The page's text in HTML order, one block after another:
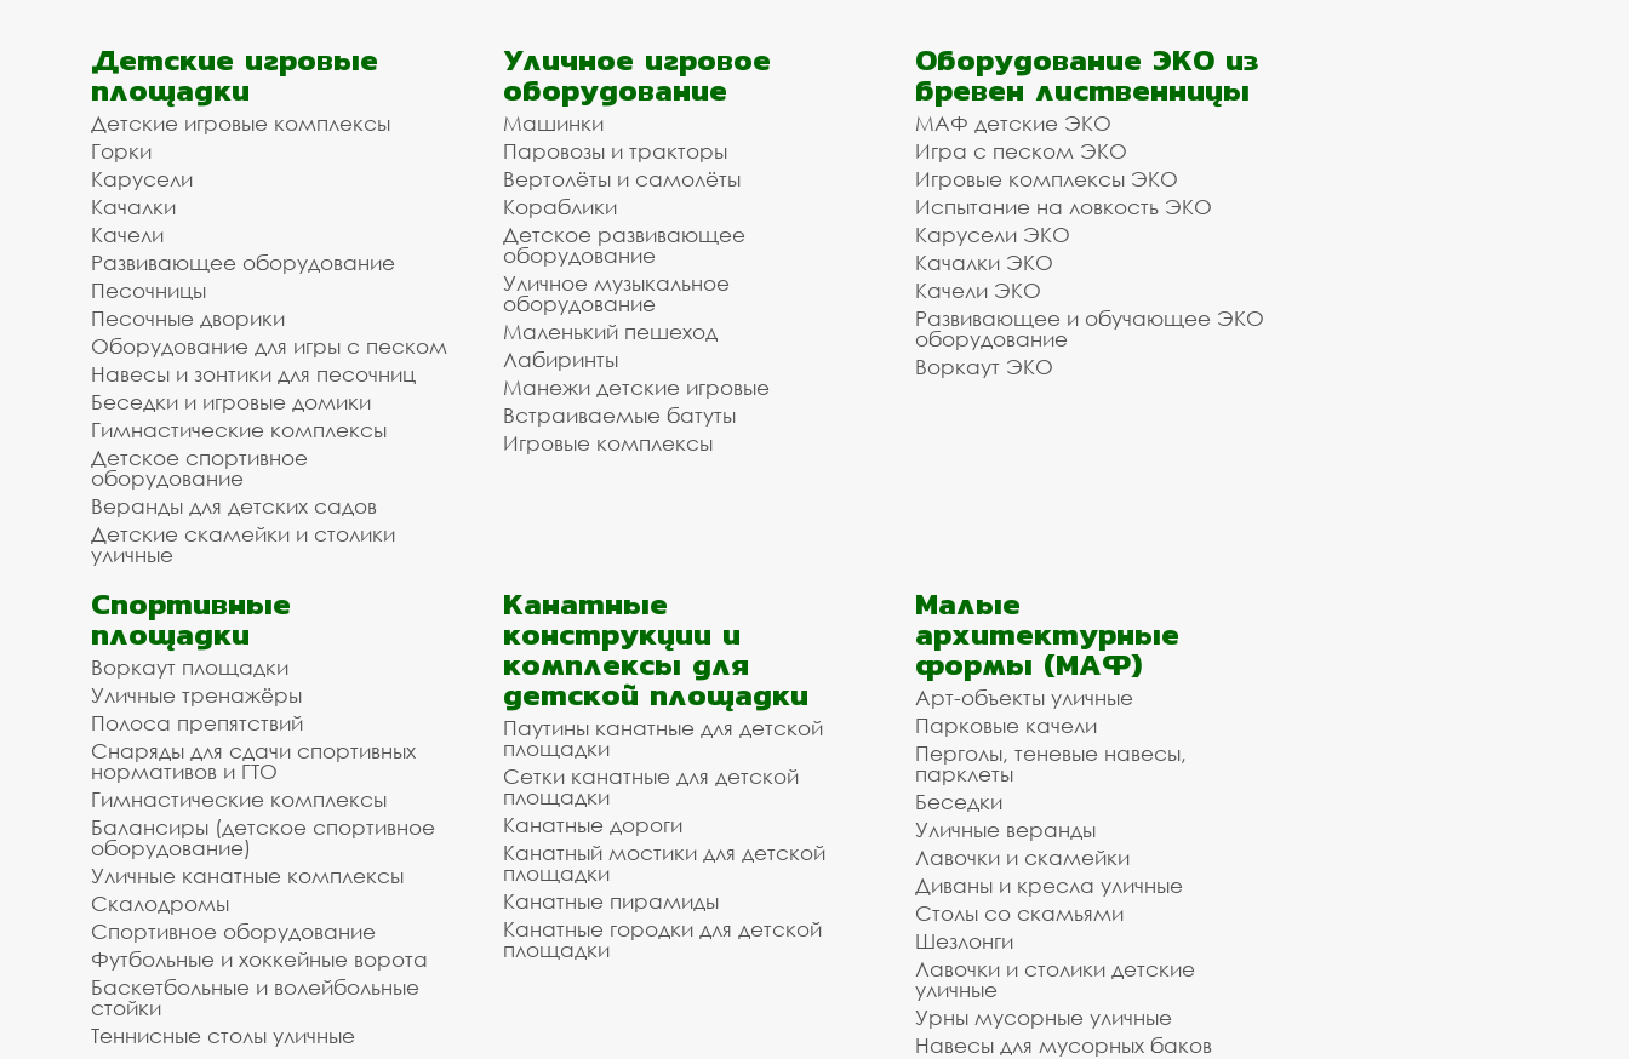
Детские игровые
площадки
Детские игровые комплексы
Горки
Карусели
Качалки
Качели
Развивающее оборудование
Песочницы
Песочные дворики
Оборудование для игры с песком
Навесы и зонтики для песочниц
Беседки и игровые домики
Гимнастические комплексы
Детское спортивное
оборудование
Веранды для детских садов
Детские скамейки и столики
уличные
Уличное игровое
оборудование
Машинки
Паровозы и тракторы
Вертолёты и самолёты
Кораблики
Детское развивающее
оборудование
Уличное музыкальное
оборудование
Маленький пешеход
Лабиринты
Манежи детские игровые
Встраиваемые батуты
Игровые комплексы
Оборудование ЭКО из
бревен лиственницы
МАФ детские ЭКО
Игра с песком ЭКО
Игровые комплексы ЭКО
Испытание на ловкость ЭКО
Карусели ЭКО
Качалки ЭКО
Качели ЭКО
Развивающее и обучающее ЭКО
оборудование
Воркаут ЭКО
Спортивные
площадки
Воркаут площадки
Уличные тренажёры
Полоса препятствий
Снаряды для сдачи спортивных
нормативов и ГТО
Гимнастические комплексы
Балансиры (детское спортивное
оборудование)
Уличные канатные комплексы
Скалодромы
Спортивное оборудование
Футбольные и хоккейные ворота
Баскетбольные и волейбольные
стойки
Теннисные столы уличные
Канатные
конструкции и
комплексы для
детской площадки
Паутины канатные для детской
площадки
Сетки канатные для детской
площадки
Канатные дороги
Канатный мостики для детской
площадки
Канатные пирамиды
Канатные городки для детской
площадки
Малые
архитектурные
формы (МАФ)
Арт-объекты уличные
Парковые качели
Перголы, теневые навесы,
парклеты
Беседки
Уличные веранды
Лавочки и скамейки
Диваны и кресла уличные
Столы со скамьями
Шезлонги
Лавочки и столики детские
уличные
Урны мусорные уличные
Навесы для мусорных баков